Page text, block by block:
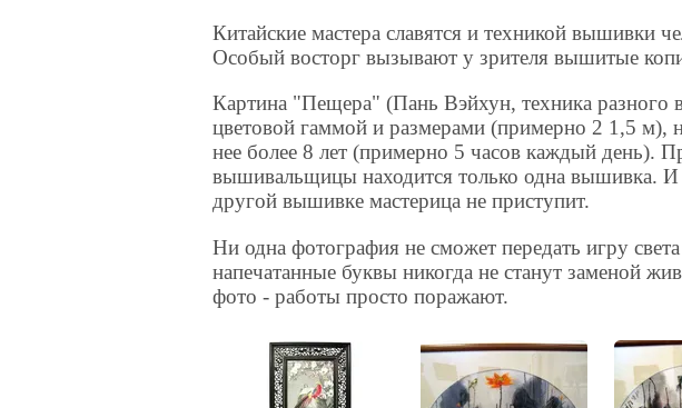
Китайские мастера славятся и техникой вышивки
Особый восторг вызывают у зрителя вышитые
Картина "Пещера" (Пань Вэйхун, техника разного
цветовой гаммой и размерами (примерно 2 1,5 м),
нее более 8 лет (примерно 5 часов каждый день).
вышивальщицы находится только одна вышивка. И
другой вышивке мастерица не приступит.
Ни одна фотография не сможет передать игру
напечатанные буквы никогда не станут заменой
фото - работы просто поражают.